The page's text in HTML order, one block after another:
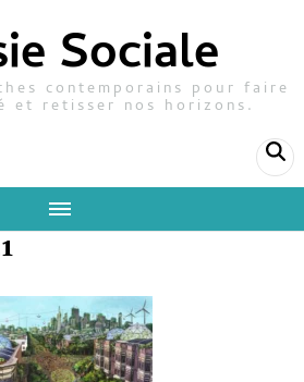
Sociale
contemporains pour faire
et retisser nos horizons.